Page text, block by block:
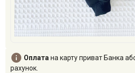
 Оплатана карту приват Банка
рахунок.